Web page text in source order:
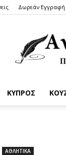
Δωρεάν
ΚΥΠΡΟΣ
ΑΘΛΗΤΙΚΑ